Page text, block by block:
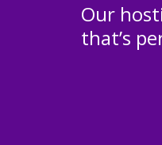
Our
that’s